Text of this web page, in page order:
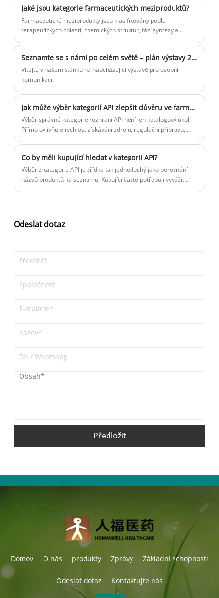
Jaké jsou kategorie farmaceutických meziproduktů?
Farmaceutické meziprodukty jsou klasifikovány podle
terapeutických oblastí, chemických struktur, fází syntézy a
aktivních farmaceutických složek.
Seznamte se s námi po celém světě – plán výstavy 2026
Vítejte v našem stánku na nadcházející výstavě pro osobní
komunikaci.
Jak může výběr kategorií API zlepšit důvěru ve farmaceutické zdroje?
Výběr správné kategorie rozhraní API není jen katalogový úkol.
Přímo ovlivňuje rychlost získávání zdrojů, regulační přípravu,
Co by měli kupující hledat v kategorii API?
Výběr z kategorie API je zřídka tak jednoduchý jako porovnání
názvů produktů na seznamu. Kupující často potřebují vyvážit
Odeslat dotaz
Předložit
Domov O nás produkty Zprávy Základní schopnosti
Odeslat dotaz Kontaktujte nás